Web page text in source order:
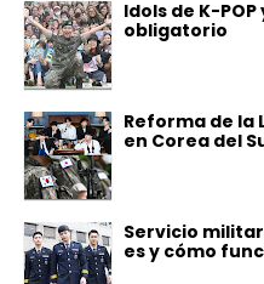
Idols de K-
obligatorio
Reforma de la
en Corea del
Servicio
es y cómo